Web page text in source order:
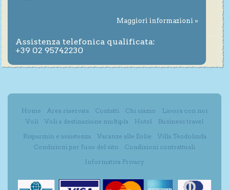
Maggiori informazioni »
Assistenza telefonica qualificata:
+39 02 95742230
Home Area riservata Contatti Chi siamo
Lavora con noi
Voli
Voli a destinazione multipla Hotel
Business travel
Risparmio e assistenza
Vacanze alle Eolie
Villa Teodolinda
Condizioni per l'uso del sito
Condizioni contrattuali
Informativa Privacy